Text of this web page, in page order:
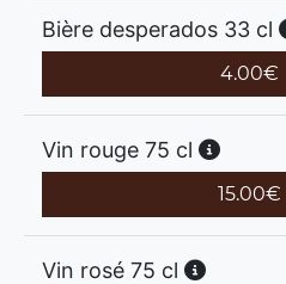
Bière desperados 33 cl
4.00€
Vin rouge 75 cl
15.00€
Vin rosé 75 cl